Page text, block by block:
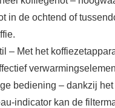
in de ochtend of
– Met het
bediening – dankzij
indicator kan de